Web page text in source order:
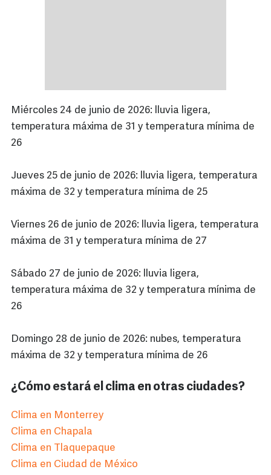
Miércoles 24 de junio de 2026: lluvia ligera,
temperatura máxima de 31 y temperatura mínima de
26
Jueves 25 de junio de 2026: lluvia ligera, temperatura
máxima de 32 y temperatura mínima de 25
Viernes 26 de junio de 2026: lluvia ligera, temperatura
máxima de 31 y temperatura mínima de 27
Sábado 27 de junio de 2026: lluvia ligera,
temperatura máxima de 32 y temperatura mínima de
26
Domingo 28 de junio de 2026: nubes, temperatura
máxima de 32 y temperatura mínima de 26
¿Cómo estará el clima en otras ciudades?
Clima en Monterrey
Clima en Chapala
Clima en Tlaquepaque
Clima en Ciudad de México